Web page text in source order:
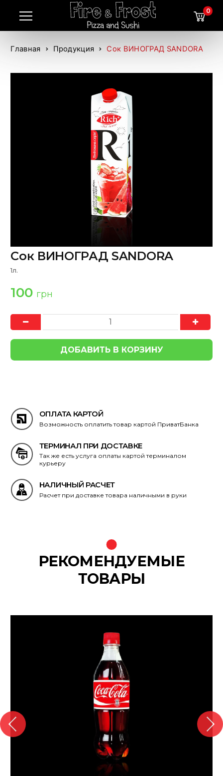
0
Главная Продукция Сок ВИНОГРАД SANDORA
Сок ВИНОГРАД SANDORA
1л.
100 грн
ОПЛАТА КАРТОЙ
Возможность оплатить товар картой ПриватБанка
ТЕРМИНАЛ ПРИ ДОСТАВКЕ
Так же есть услуга оплаты картой терминалом
курьеру
НАЛИЧНЫЙ РАСЧЕТ
Расчет при доставке товара наличными в руки
РЕКОМЕНДУЕМЫЕ
ТОВАРЫ